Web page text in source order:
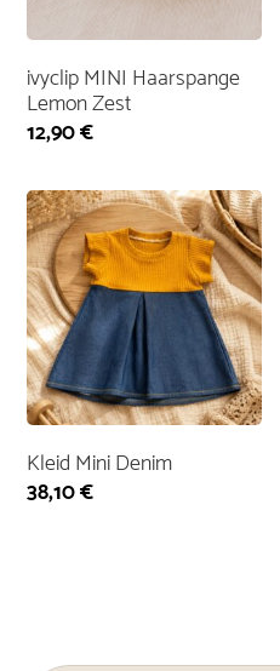
ivyclip MINI Haarspange
Lemon Zest
12,90€
Kleid Mini Denim
38,10€